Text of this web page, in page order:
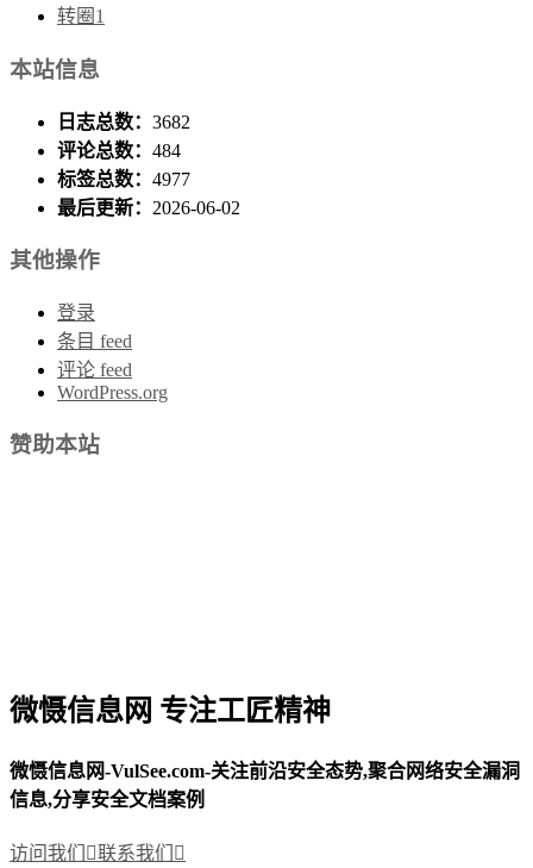
转圈1
本站信息
日志总数： 3682
评论总数： 484
标签总数： 4977
最后更新： 2026-06-02
其他操作
登录
条目 feed
评论 feed
WordPress.org
赞助本站
微慑信息网 专注工匠精神
微慑信息网-VulSee.com-关注前沿安全态势,聚合网络安全漏洞
信息,分享安全文档案例
访问我们 联系我们 